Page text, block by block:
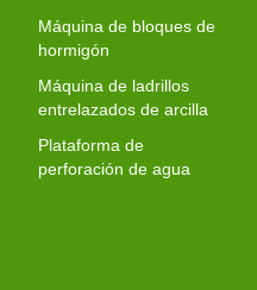
Máquina de bloques de
hormigón
Máquina de ladrillos
entrelazados de arcilla
Plataforma de
perforación de agua